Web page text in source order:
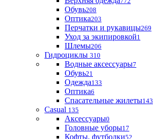
Обувь208
Оптика203
Перчатки и рукавицы269
Уход за экипировкой1
Шлемы206
Гидроциклы 310
Водные аксессуары7
Обувь21
Одежда133
Оптика6
Спасательные жилеты143
Casual 135
Аксессуары0
Головные уборы17
Кофты, футболки52